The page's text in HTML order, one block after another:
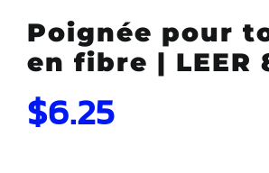
Poignée pour
en fibre | LEER
$6.25